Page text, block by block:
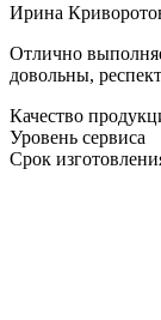
Ирина
Отлично
довольны,
Качество
Уровень сервиса
Срок